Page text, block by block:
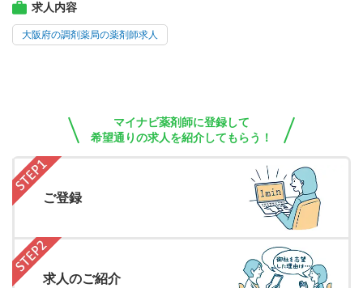
求人内容
大阪府の調剤薬局の薬剤師求人
マイナビ薬剤師に登録して
希望通りの求人を紹介してもらう！
ご登録
求人のご紹介